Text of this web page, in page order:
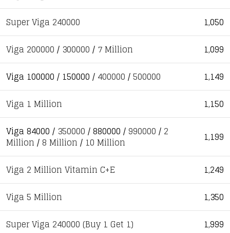
Super Viga 240000
1,050
Viga 200000 / 300000 / 7 Million
1,099
Viga 100000 / 150000 / 400000 /500000
1,149
Viga 1 Million
1,150
Viga 84000 / 350000 / 880000 /990000 / 2
Million /8 Million / 10 Million 1,199
Viga 2 Million Vitamin C+E
1,249
Viga 5 Million
1,350
Super Viga 240000 (Buy 1 Get 1)
1,999